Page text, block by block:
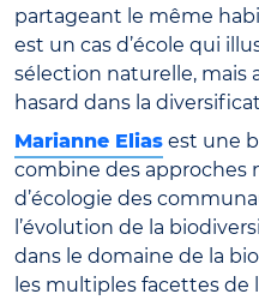
partageant le même
est un cas d’école qui
sélection naturelle, mais
hasard dans la
Marianne Elias est une
combine des approches
d’écologie des
l’évolution de la
dans le domaine de la
les multiples facettes de